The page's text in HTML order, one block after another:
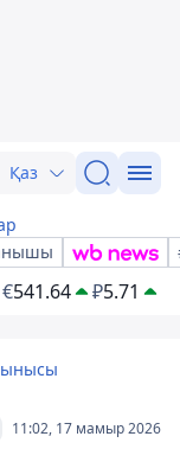
Қаз
€541.64 ₽5.71
11:02, 17 мамыр 2026